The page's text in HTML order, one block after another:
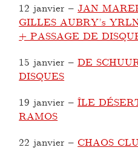
12 janvier –JAN
GILLES AUBRY’s
+ PASSAGE DE
15 janvier –DE
DISQUES
19 janvier –ÎLE
RAMOS
22 janvier – CHAOS